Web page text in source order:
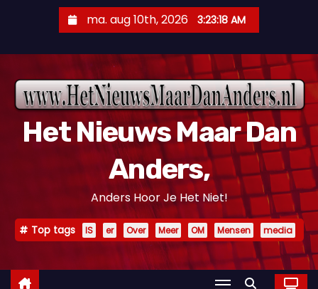
n
ma. aug 10th, 2026 3:23:19 AM
Het Nieuws Maar Dan
Anders,
Anders Hoor Je Het Niet!
Top tags IS er Over Meer OM Mensen media